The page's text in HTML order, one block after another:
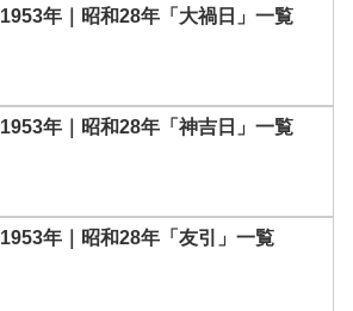
1953年｜昭和28年「大禍日」一覧
1953年｜昭和28年「神吉日」一覧
1953年｜昭和28年「友引」一覧